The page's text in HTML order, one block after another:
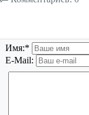
Имя:*
E-Mail: